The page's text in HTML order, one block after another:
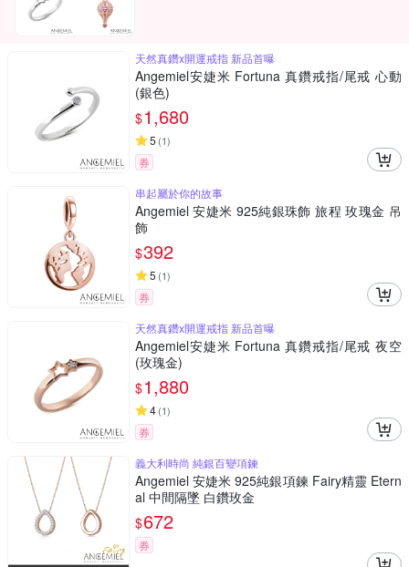
天然真鑽x開運戒指 新品首曝
Angemiel安婕米 Fortuna 真鑽戒指/尾戒 心動
(銀色)
$1,680
5 (1)
券
串起屬於你的故事
Angemiel 安婕米 925純銀珠飾 旅程 玫瑰金 吊
飾
$392
5 (1)
券
天然真鑽x開運戒指 新品首曝
Angemiel安婕米 Fortuna 真鑽戒指/尾戒 夜空
(玫瑰金)
$1,880
4(1)
券
義大利時尚 純銀百變項鍊
Angemiel 安婕米 925純銀項鍊 Fairy精靈 Etern
al 中間隔墜 白鑽玫金
$672
券